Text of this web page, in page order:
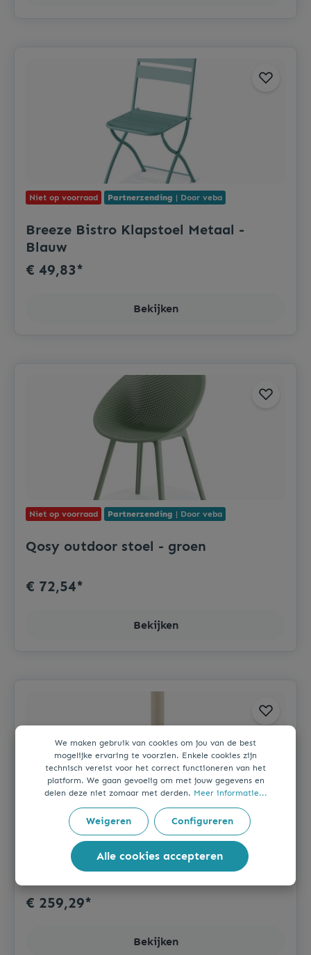
Niet op voorraad Partnerzending | Door veba
Breeze Bistro Klapstoel Metaal -
Blauw
€ 49,83*
Bekijken
Niet op voorraad Partnerzending | Door veba
Qosy outdoor stoel - groen
€ 72,54*
Bekijken
Niet op voorraad Partnerzending
Urban Statafel zand frame + Midnight
€ 259,29*
Bekijken
We maken gebruik van cookies om jou van de best
mogelijke ervaring te voorzien. Enkele cookies zijn
technisch vereist voor het correct functioneren van het
platform. We gaan gevoelig om met jouw gegevens en
delen deze niet zomaar met derden. Meer informatie...
Weigeren Configureren
Alle cookies accepteren